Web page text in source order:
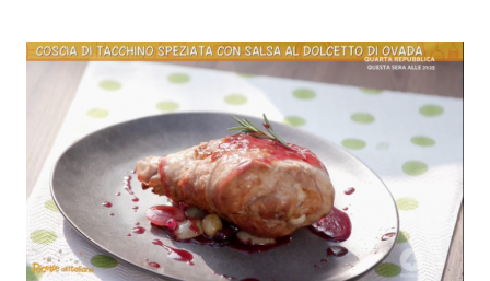
News Musica
News Spettacolo
Benessere
Casa
Cucina e Ricette
Consigli di Cucina